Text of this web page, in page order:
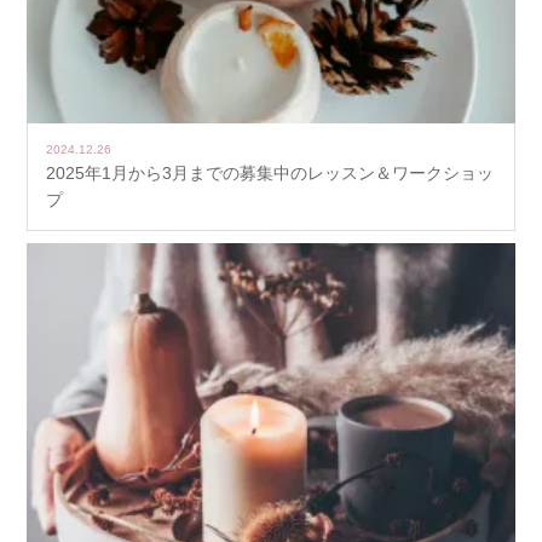
2024.12.26
2025年1月から3月までの募集中のレッスン＆ワークショッ
プ